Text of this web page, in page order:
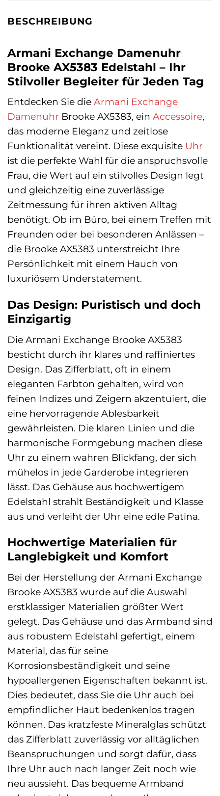
BESCHREIBUNG
Armani Exchange Damenuhr
Brooke AX5383 Edelstahl – Ihr
Stilvoller Begleiter für Jeden Tag
Entdecken Sie die Armani Exchange
Damenuhr Brooke AX5383, ein Accessoire,
das moderne Eleganz und zeitlose
Funktionalität vereint. Diese exquisite Uhr
ist die perfekte Wahl für die anspruchsvolle
Frau, die Wert auf ein stilvolles Design legt
und gleichzeitig eine zuverlässige
Zeitmessung für ihren aktiven Alltag
benötigt. Ob im Büro, bei einem Treffen mit
Freunden oder bei besonderen Anlässen –
die Brooke AX5383 unterstreicht Ihre
Persönlichkeit mit einem Hauch von
luxuriösem Understatement.
Das Design: Puristisch und doch
Einzigartig
Die Armani Exchange Brooke AX5383
besticht durch ihr klares und raffiniertes
Design. Das Zifferblatt, oft in einem
eleganten Farbton gehalten, wird von
feinen Indizes und Zeigern akzentuiert, die
eine hervorragende Ablesbarkeit
gewährleisten. Die klaren Linien und die
harmonische Formgebung machen diese
Uhr zu einem wahren Blickfang, der sich
mühelos in jede Garderobe integrieren
lässt. Das Gehäuse aus hochwertigem
Edelstahl strahlt Beständigkeit und Klasse
aus und verleiht der Uhr eine edle Patina.
Hochwertige Materialien für
Langlebigkeit und Komfort
Bei der Herstellung der Armani Exchange
Brooke AX5383 wurde auf die Auswahl
erstklassiger Materialien größter Wert
gelegt. Das Gehäuse und das Armband sind
aus robustem Edelstahl gefertigt, einem
Material, das für seine
Korrosionsbeständigkeit und seine
hypoallergenen Eigenschaften bekannt ist.
Dies bedeutet, dass Sie die Uhr auch bei
empfindlicher Haut bedenkenlos tragen
können. Das kratzfeste Mineralglas schützt
das Zifferblatt zuverlässig vor alltäglichen
Beanspruchungen und sorgt dafür, dass
Ihre Uhr auch nach langer Zeit noch wie
neu aussieht. Das bequeme Armband